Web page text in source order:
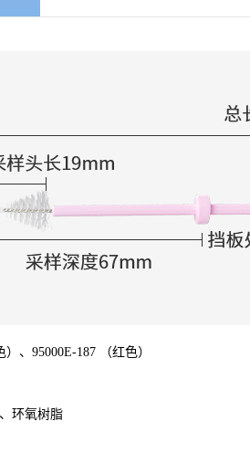
、95000E-187 （红色）
环氧树脂